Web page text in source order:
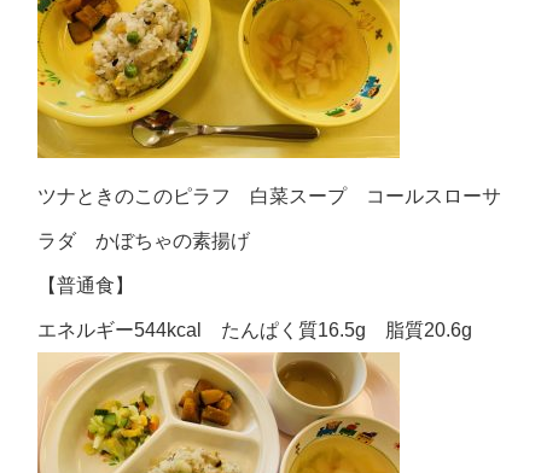
ツナときのこのピラフ 白菜スープ コールスローサ
ラダ かぼちゃの素揚げ
【普通食】
エネルギー544kcal たんぱく質16.5g 脂質20.6g